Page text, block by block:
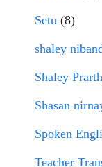
Setu (8)
shaley
Shaley
Shasan
Spoken
Teacher